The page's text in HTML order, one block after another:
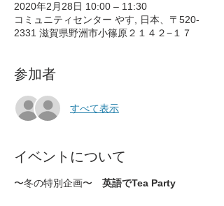
2020年2月28日 10:00 – 11:30
コミュニティセンター やす, 日本、〒520-
2331 滋賀県野洲市小篠原２１４２−１７
参加者
すべて表示
イベントについて
〜冬の特別企画〜 英語でTea Party